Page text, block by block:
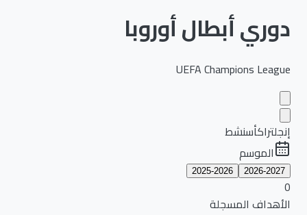
دوري أبطال أوروبا
UEFA Champions League
إنجلتراكأسنشط
الموسم
2026-2027
2025-2026
الأهداف المسجلة